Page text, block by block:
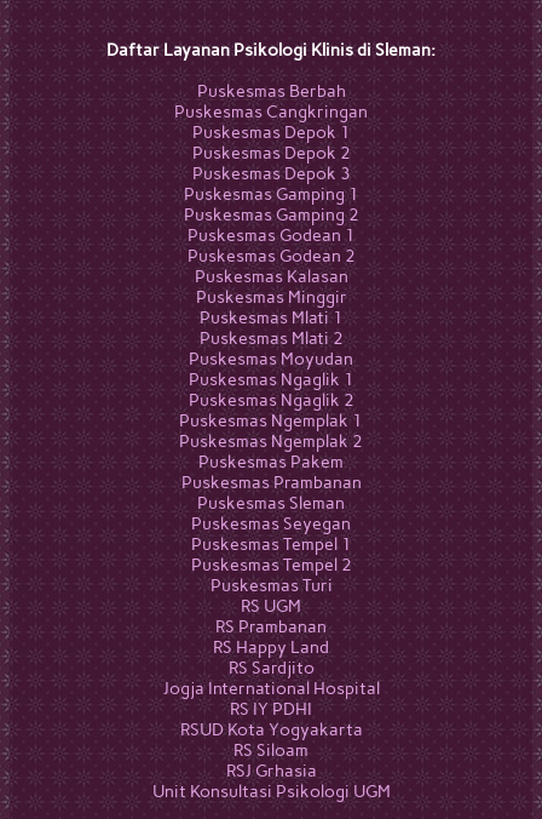
Daftar Layanan Psikologi Klinis di Sleman:
Puskesmas Berbah
Puskesmas Cangkringan
Puskesmas Depok 1
Puskesmas Depok 2
Puskesmas Depok 3
Puskesmas Gamping 1
Puskesmas Gamping 2
Puskesmas Godean 1
Puskesmas Godean 2
Puskesmas Kalasan
Puskesmas Minggir
Puskesmas Mlati 1
Puskesmas Mlati 2
Puskesmas Moyudan
Puskesmas Ngaglik 1
Puskesmas Ngaglik 2
Puskesmas Ngemplak 1
Puskesmas Ngemplak 2
Puskesmas Pakem
Puskesmas Prambanan
Puskesmas Sleman
Puskesmas Seyegan
Puskesmas Tempel 1
Puskesmas Tempel 2
Puskesmas Turi
RS UGM
RS Prambanan
RS Happy Land
RS Sardjito
Jogja International Hospital
RS IY PDHI
RSUD Kota Yogyakarta
RS Siloam
RSJ Grhasia
Unit Konsultasi Psikologi UGM